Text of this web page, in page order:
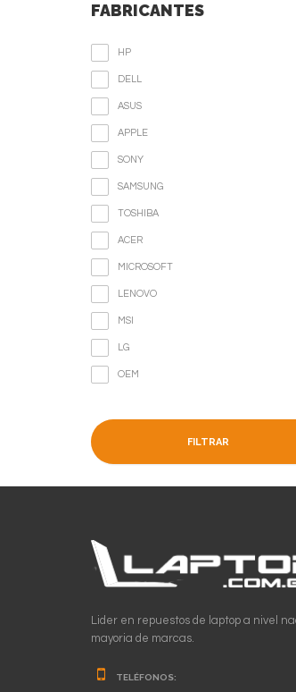
FABRICANTES
HP
DELL
ASUS
APPLE
SONY
SAMSUNG
TOSHIBA
ACER
MICROSOFT
LENOVO
MSI
LG
OEM
FILTRAR
Lider en repuestos de laptop a nivel
mayoria de marcas.
TELÉFONOS: